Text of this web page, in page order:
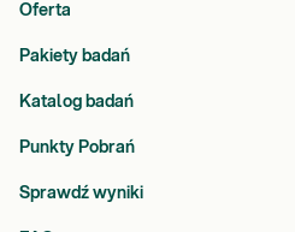
Oferta
Pakiety badań
Katalog badań
Punkty Pobrań
Sprawdź wyniki